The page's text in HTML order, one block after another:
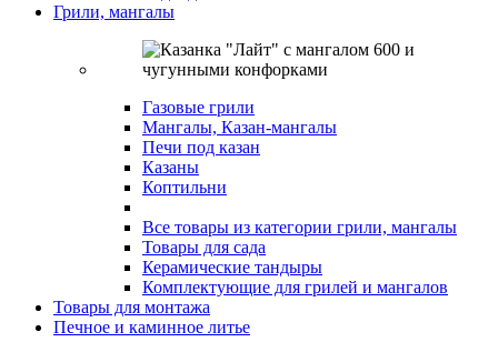
Грили, мангалы
Газовые грили
Мангалы, Казан-мангалы
Печи под казан
Казаны
Коптильни
Все товары из категории грили, мангалы
Товары для сада
Керамические тандыры
Комплектующие для грилей и мангалов
Товары для монтажа
Печное и каминное литье